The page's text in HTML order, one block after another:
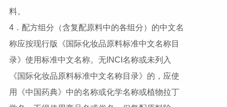
料。
4．配方组分（含复配原料中的各组分）的中文名
称应按现行版《国际化妆品原料标准中文名称目
录》使用标准中文名称。无INCI名称或未列入
《国际化妆品原料标准中文名称目录》的，应使
用《中国药典》中的名称或化学名称或植物拉丁